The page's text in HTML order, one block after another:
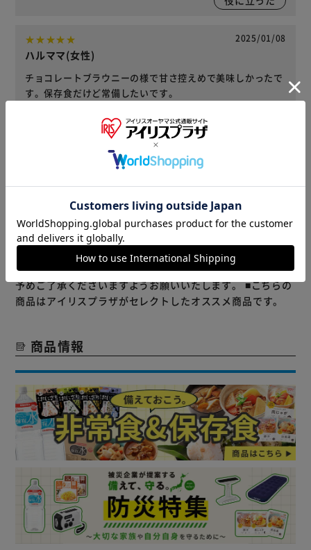
2025/01/08
ハルママ(女性)
チョコレートブラウニーの様で甘さ控えめで美味しかったで
す。保存食だけど常備したいです。
レビューをもっと見る
※当商品はお取り寄せ品の為、在庫の確認及び商品のお届け
までお時間を頂く場合がございます。
また、商品がメーカーにて完売となっていた場合、キャンセ
ル又は注文内容の変更をお願いいたしております。
予めご了承くださいますようお願いいたします。■こちらの
商品はアイリスプラザがセレクトしたオススメ商品です。
商品情報